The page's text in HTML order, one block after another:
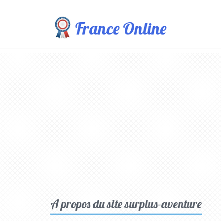
France Online
A propos du site surplus-aventure